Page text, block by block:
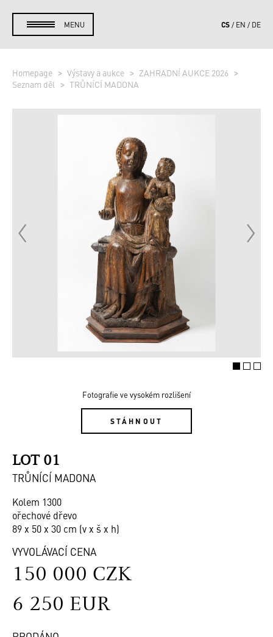
MENU CS EN DE
Homepage Výstavy a aukce
ZAHRADNÍ AUKCE 2026
Seznam děl
TRŮNÍCÍ MADONA
Fotografie ve vysokém rozlišení
STÁHNOUT
LOT 01
TRŮNÍCÍ MADONA
Kolem 1300
ořechové dřevo
89 x 50 x 30 cm (v x š x h)
VYVOLÁVACÍ CENA
150 000 CZK
6 250 EUR